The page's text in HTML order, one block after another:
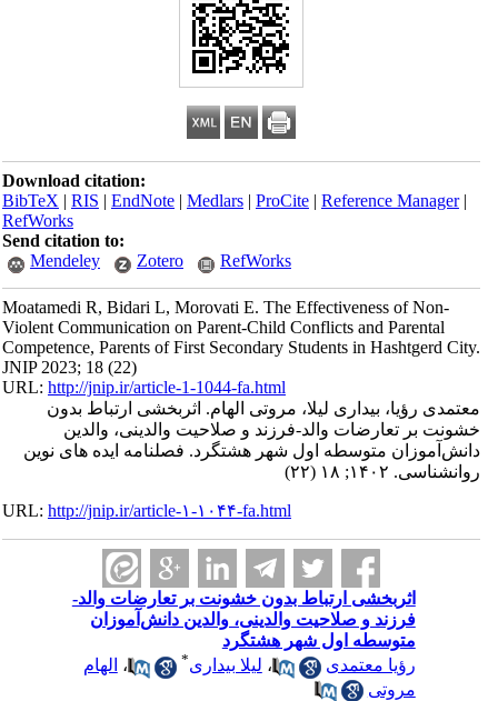
Download citation:
BibTeX|RIS|EndNote|Medlars|ProCite|Reference Manager
RefWorks
Send citation to:
Mendeley
Zotero RefWorks
Moatamedi R, Bidari L, Morovati E. The Effectiveness of Non-
Violent Communication on Parent-Child Conflicts and Parental
Competence, Parents of First Secondary Students in Hashtgerd City.
JNIP 2023; 18 (22)
URL:http://jnip.ir/article-1-1044-fa.html
معتمدی رؤیا، بیداری لیلا، مروتی الهام. اثربخشی ارتباط بدون
خشونت بر تعارضات والد-فرزند و صلاحیت والدینی، والدین
دانش‌آموزان متوسطه اول شهر هشتگرد. فصلنامه ایده های نوین
روانشناسی. ۱۴۰۲; ۱۸ (۲۲)
URL:http://jnip.ir/article-۱-۱۰۴۴-fa.html
اثربخشی ارتباط بدون خشونت بر تعارضات والد-
فرزند و صلاحیت والدینی، والدین دانش‌آموزان
متوسطه اول شهر هشتگرد
رؤیا معتمدی
،لیلا بیداری* ،الهام
مروتی